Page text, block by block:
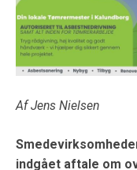
Af Jens Nielsen
indgået aftale om